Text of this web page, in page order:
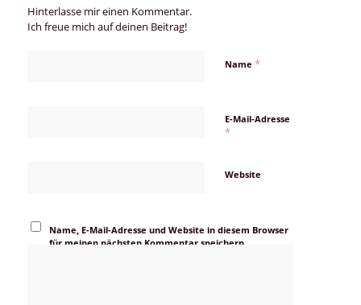
Hinterlasse mir einen Kommentar.
Ich freue mich auf deinen Beitrag!
Name *
E-Mail-Adresse
*
Website
Name, E-Mail-Adresse und Website in diesem Browser
für meinen nächsten Kommentar speichern.